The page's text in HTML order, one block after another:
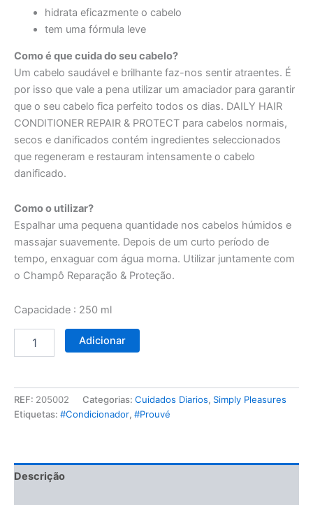
hidrata eficazmente o cabelo
tem uma fórmula leve
Como é que cuida do seu cabelo?
Um cabelo saudável e brilhante faz-nos sentir atraentes. É
por isso que vale a pena utilizar um amaciador para garantir
que o seu cabelo fica perfeito todos os dias. DAILY HAIR
CONDITIONER REPAIR & PROTECT para cabelos normais,
secos e danificados contém ingredientes seleccionados
que regeneram e restauram intensamente o cabelo
danificado.
Como o utilizar?
Espalhar uma pequena quantidade nos cabelos húmidos e
massajar suavemente. Depois de um curto período de
tempo, enxaguar com água morna. Utilizar juntamente com
o Champô Reparação & Proteção.
Capacidade : 250 ml
Adicionar
REF: 205002 Categorias: Cuidados Diarios, Simply Pleasures
Etiquetas: #Condicionador, #Prouvé
Descrição